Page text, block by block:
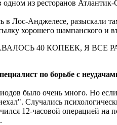
одном из ресторанов
Лос-Анджелесе, разыскали
хорошего шампанского и
40 КОПЕЕК, Я ВСЕ
по борьбе с
было очень много. Но если
Случались
12-часовой операцией